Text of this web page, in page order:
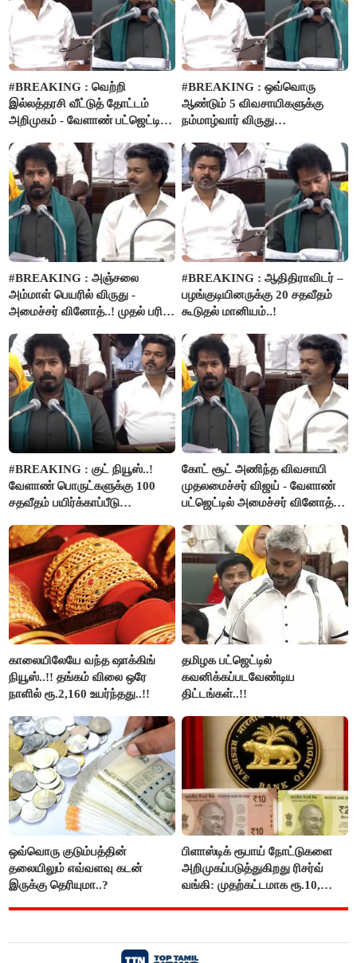
#BREAKING : வெற்றி
இல்லத்தரசி வீட்டுத் தோட்டம்
அறிமுகம் - வேளாண் பட்ஜெட்டில்
#BREAKING : ஒவ்வொரு
ஆண்டும் 5 விவசாயிகளுக்கு
நம்மாழ்வார் விருது
#BREAKING : அஞ்சலை
அம்மாள் பெயரில் விருது -
அமைச்சர் வினோத்..! முதல் பரிசு
#BREAKING : ஆதிதிராவிடர் –
பழங்குடியினருக்கு 20 சதவீதம்
கூடுதல் மானியம்..!
#BREAKING : குட் நியூஸ்..!
வேளாண் பொருட்களுக்கு 100
சதவீதம் பயிர்க்காப்பீடு
வினோத்..!
கோட் சூட் அணிந்த விவசாயி
முதலமைச்சர் விஜய் - வேளாண்
பட்ஜெட்டில் அமைச்சர் வினோத்
காலையிலேயே வந்த ஷாக்கிங்
நியூஸ்..!! தங்கம் விலை ஒரே
நாளில் ரூ.2,160 உயர்ந்தது..!!
தமிழக பட்ஜெட்டில்
கவனிக்கப்படவேண்டிய
திட்டங்கள்..!!
ஒவ்வொரு குடும்பத்தின்
தலையிலும் எவ்வளவு கடன்
இருக்கு தெரியுமா..?
பிளாஸ்டிக் ரூபாய் நோட்டுகளை
அறிமுகப்படுத்துகிறது ரிசர்வ்
வங்கி: முதற்கட்டமாக ரூ.10,